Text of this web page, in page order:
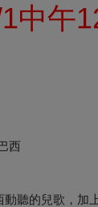
中午
西
聽的兒歌，加